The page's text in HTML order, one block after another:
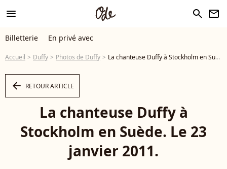
menu search newsletter
Billetterie En privé avec
Accueil Duffy Photos de Duffy La chanteuse Duffy à Stockholm en Suède. Le 23 janvier 2011. - Photo
arrow_left RETOUR ARTICLE
La chanteuse Duffy à
Stockholm en Suède. Le 23
janvier 2011.